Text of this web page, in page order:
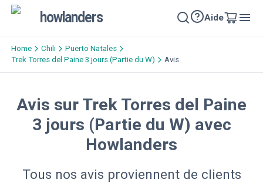
howlanders Aide
Home Chili
Puerto Natales
Trek Torres del Paine 3 jours (Partie du W)
Avis
Avis sur Trek Torres del Paine
3 jours (Partie du W) avec
Howlanders
Tous nos avis proviennent de clients